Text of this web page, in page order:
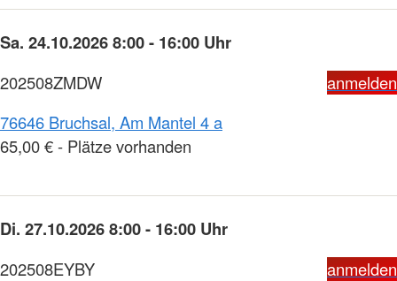
Sa. 24.10.2026 8:00 - 16:00 Uhr
202508ZMDW
anmelden
76646 Bruchsal, Am Mantel 4 a
65,00 € - Plätze vorhanden
Di. 27.10.2026 8:00 - 16:00 Uhr
202508EYBY
anmelden